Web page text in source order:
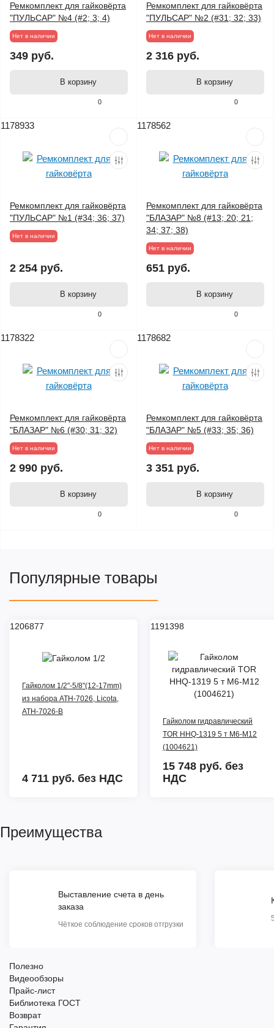
0
Ремкомплект для гайковёрта
"ПУЛЬСАР" №4 (#2; 3; 4)
Нет в наличии
349 руб.
В корзину
0
Ремкомплект для гайковёрта
"ПУЛЬСАР" №2 (#31; 32; 33)
Нет в наличии
2 316 руб.
В корзину
1178933
0
Ремкомплект для гайковёрта
"ПУЛЬСАР" №1 (#34; 36; 37)
Нет в наличии
2 254 руб.
В корзину
1178562
0
Ремкомплект для гайковёрта
"БЛАЗАР" №8 (#13; 20; 21;
34; 37; 38)
Нет в наличии
651 руб.
В корзину
1178322
0
Ремкомплект для гайковёрта
"БЛАЗАР" №6 (#30; 31; 32)
Нет в наличии
2 990 руб.
В корзину
1178682
0
Ремкомплект для гайковёрта
"БЛАЗАР" №5 (#33; 35; 36)
Нет в наличии
3 351 руб.
В корзину
Популярные товары
1206877
Гайколом 1/2"-5/8"(12-17mm)
из набора ATH-7026, Licota,
ATH-7026-B
4 711 руб. без НДС
1191398
Гайколом гидравлический
TOR HHQ-1319 5 т M6-M12
(1004621)
15 748 руб. без
НДС
Преимущества
Выставление счета в день
заказа
Чёткое соблюдение сроков отгрузки
Полезно
Видеообзоры
Прайс-лист
Библиотека ГОСТ
Возврат